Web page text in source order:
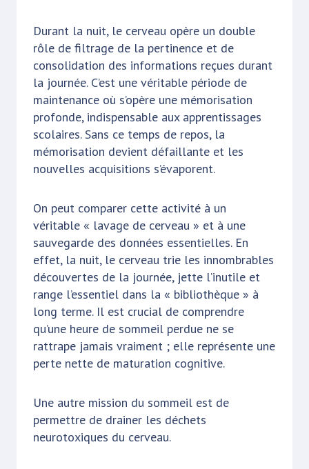
Durant la nuit, le cerveau opère un double
rôle de filtrage de la pertinence et de
consolidation des informations reçues durant
la journée. C’est une véritable période de
maintenance où s’opère une mémorisation
profonde, indispensable aux apprentissages
scolaires. Sans ce temps de repos, la
mémorisation devient défaillante et les
nouvelles acquisitions s’évaporent.
On peut comparer cette activité à un
véritable « lavage de cerveau » et à une
sauvegarde des données essentielles. En
effet, la nuit, le cerveau trie les innombrables
découvertes de la journée, jette l’inutile et
range l’essentiel dans la « bibliothèque » à
long terme. Il est crucial de comprendre
qu’une heure de sommeil perdue ne se
rattrape jamais vraiment ; elle représente une
perte nette de maturation cognitive.
Une autre mission du sommeil est de
permettre de drainer les déchets
neurotoxiques du cerveau.